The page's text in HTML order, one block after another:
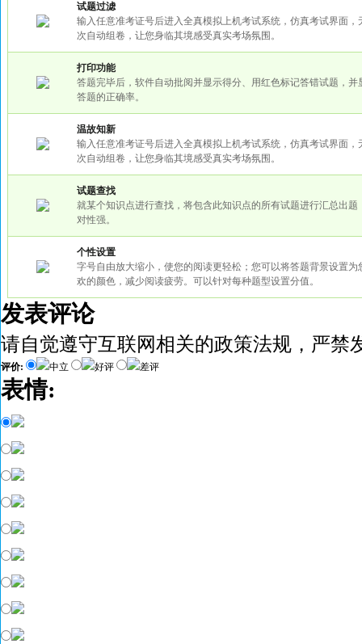
试题过滤
输入任意准考证号后进入全真模拟上机考试系统，仿真考试界面，
次自动组卷，让您身临其境感受真实考场氛围。
打印功能
答题完毕后，软件自动批阅并显示得分、用红色标记答错试题，并
答题的正确率。
温故知新
输入任意准考证号后进入全真模拟上机考试系统，仿真考试界面，
次自动组卷，让您身临其境感受真实考场氛围。
试题查找
就某个知识点进行查找，将包含此知识点的所有试题进行汇总出题
对性强。
个性设置
字号自由放大缩小，使您的阅读更轻松；您可以将答题背景设置为
欢的颜色，减少阅读疲劳。可以针对每种题型设置分值。
发表评论
请自觉遵守互联网相关的政策法规，严禁
评价: 中立 好评 差评
表情: